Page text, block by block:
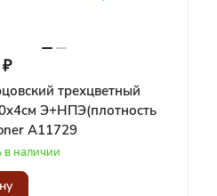
трехцветный
Э+НПЭ(плотность
Pioner A11729
в наличии